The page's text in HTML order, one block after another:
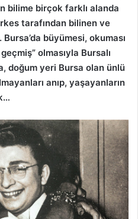
bilime birçok farklı alanda
tarafından bilinen ve
büyümesi, okuması
olmasıyla Bursalı
doğum yeri Bursa olan ünlü
anıp, yaşayanların